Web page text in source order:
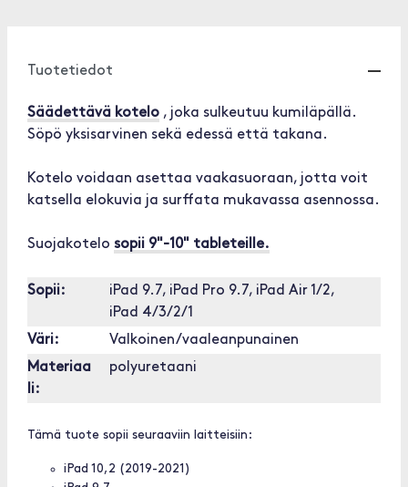
Tuotetiedot
Säädettävä kotelo , joka sulkeutuu kumiläpällä.
Söpö yksisarvinen sekä edessä että takana.
Kotelo voidaan asettaa vaakasuoraan, jotta voit
katsella elokuvia ja surffata mukavassa asennossa.
Suojakotelo sopii 9"-10" tableteille.
Sopii:
iPad 9.7, iPad Pro 9.7, iPad Air 1/2,
iPad 4/3/2/1
Väri:
Valkoinen/vaaleanpunainen
Materiaa
li:
polyuretaani
Tämä tuote sopii seuraaviin laitteisiin:
iPad 10,2 (2019-2021)